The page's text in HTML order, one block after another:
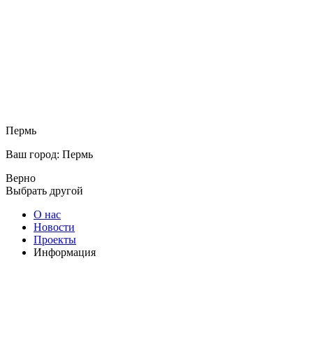
Пермь
Ваш город: Пермь
Верно
Выбрать другой
О нас
Новости
Проекты
Информация